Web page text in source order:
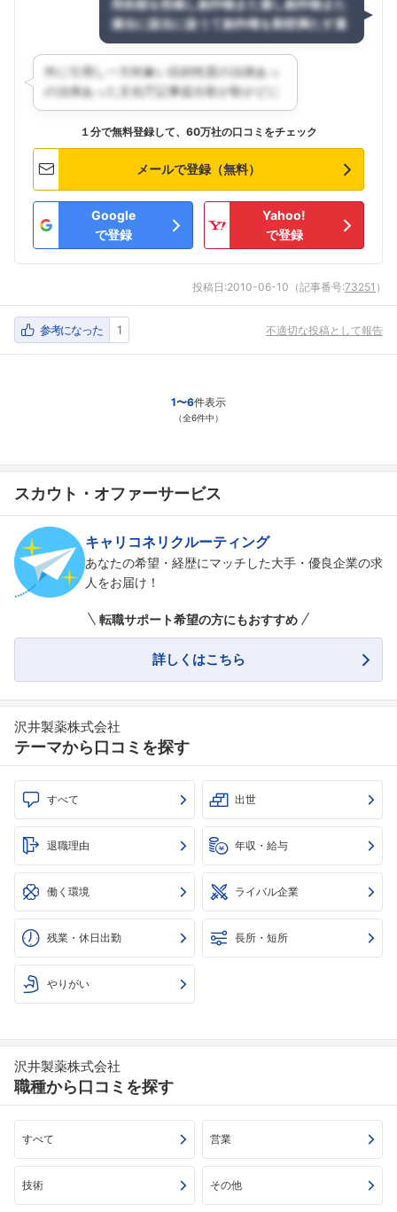
１分で無料登録して、60万社の口コミをチェック
メールで登録（無料）
Google
で登録
Yahoo!
で登録
投稿日:2010-06-10 （記事番号:73251 ）
参考になった 1 不適切な投稿として報告
1〜6件表示
（全6件中）
スカウト・オファーサービス
キャリコネリクルーティング
あなたの希望・経歴にマッチした大手・優良企業の求
人をお届け！
転職サポート希望の方にもおすすめ
詳しくはこちら
沢井製薬株式会社
テーマから口コミを探す
すべて 出世
退職理由 年収・給与
働く環境 ライバル企業
残業・休日出勤 長所・短所
やりがい
沢井製薬株式会社
職種から口コミを探す
すべて 営業
技術 その他